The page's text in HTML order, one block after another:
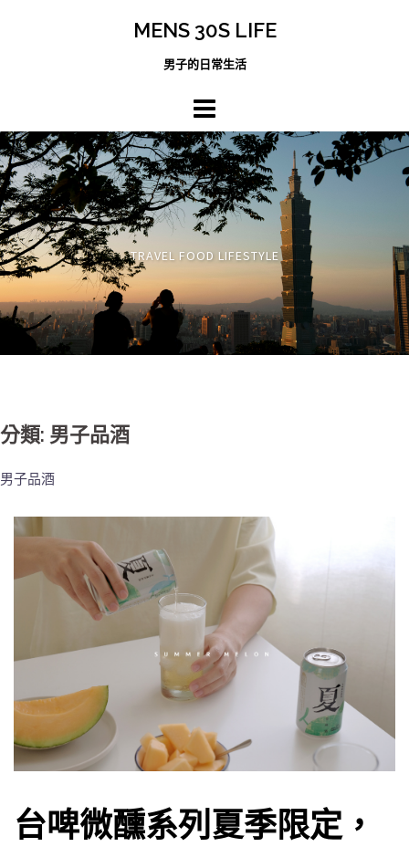
MENS 30S LIFE
男子的日常生活
TRAVEL FOOD LIFESTYLE
分類: 男子品酒
男子品酒
台啤微醺系列夏季限定，